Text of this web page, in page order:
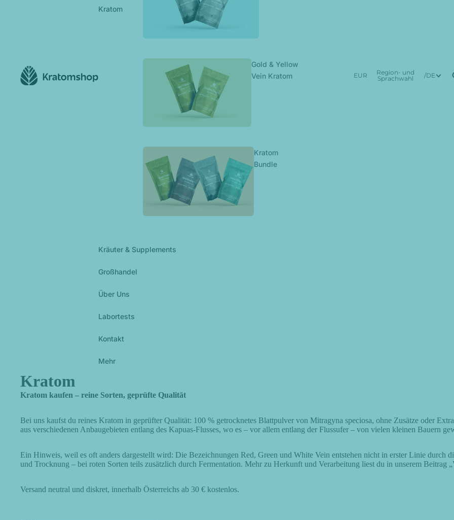
Kratom
Gold & Yellow
Vein Kratom
Kratom
Bundle
Kräuter & Supplements
Großhandel
Über Uns
Labortests
Kontakt
Mehr
EUR
Region- und
Sprachwahl
/DE
Kratom
Kratom kaufen – reine Sorten, geprüfte Qualität
Bei uns kaufst du reines Kratom in geprüfter Qualität: 100 % getrocknetes Blattpulver von Mitragyna speciosa, ohne Zusätze oder
aus verschiedenen Anbaugebieten entlang des Kapuas-Flusses, wo es – vor allem entlang der Flussufer – von vielen kleinen Bauern
Ein Hinweis, weil es oft anders dargestellt wird: Die Bezeichnungen Red, Green und White Vein entstehen nicht in erster Linie durch
und Trocknung – bei roten Sorten teils zusätzlich durch Fermentation. Mehr zu Herkunft und Verarbeitung liest du in unserem Beitrag
Versand neutral und diskret, innerhalb Österreichs ab 30 € kostenlos.